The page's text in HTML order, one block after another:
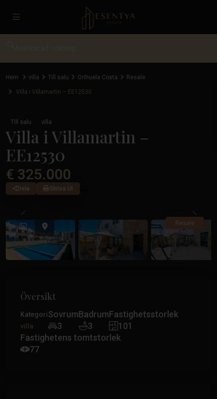
Hem villa Till salu Orihuela Costa Resale
Villa i Villamartin – EE12530
Till salu villa
Villa i Villamartin –
EE12530
€ 325.000
Dela Skriva Ut
Resale
Tidigare
Översikt
Kategori
villa
Sovrum
3
Badrum
3
Fastighetsstorlek
101
Fastighetens tomtstorlek
77